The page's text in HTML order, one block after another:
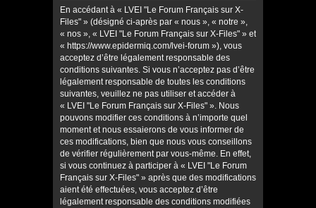
En accédant à « LVEI "Le Forum Français sur X-
Files" » (désigné ci-après par « nous », « notre »,
« nos », « LVEI "Le Forum Français sur X-Files" » et
« https://www.epidermiq.com/lvei-forum »), vous
acceptez d’être légalement responsable des
conditions suivantes. Si vous n’acceptez pas d’être
légalement responsable de toutes les conditions
suivantes, veuillez ne pas utiliser et accéder à
« LVEI "Le Forum Français sur X-Files" ». Nous
pouvons modifier ces conditions à n’importe quel
moment et nous essaierons de vous informer de
ces modifications, bien que nous vous conseillons
de vérifier régulièrement par vous-même. En effet,
si vous continuez à participer à « LVEI "Le Forum
Français sur X-Files" » après que des modifications
aient été effectuées, vous acceptez d’être
légalement responsable des conditions modifiées